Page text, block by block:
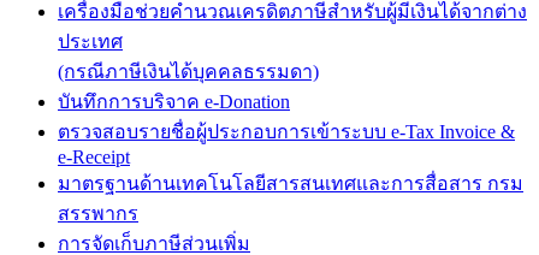
เครื่องมือช่วยคำนวณเครดิตภาษีสำหรับผู้มีเงินได้จากต่าง
ประเทศ
(กรณีภาษีเงินได้บุคคลธรรมดา)
บันทึกการบริจาค e-Donation
ตรวจสอบรายชื่อผู้ประกอบการเข้าระบบ e-Tax Invoice &
e-Receipt
มาตรฐานด้านเทคโนโลยีสารสนเทศและการสื่อสาร กรม
สรรพากร
การจัดเก็บภาษีส่วนเพิ่ม